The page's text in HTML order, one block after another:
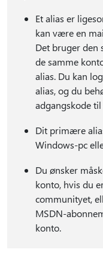
Et alias er
kan være en
Det bruger den
de samme
alias. Du kan
alias, og du
adgangskode
Dit primære
Windows-pc
Du ønsker
konto, hvis du
communityet,
MSDN-
konto.